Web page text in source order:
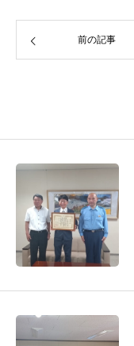
前の記事